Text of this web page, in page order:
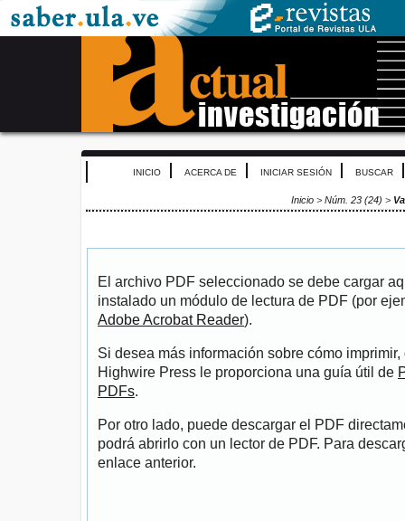
INICIO ACERCA DE INICIAR SESIÓN BUSCAR
Inicio > Núm. 23 (24) >
El archivo PDF seleccionado se debe cargar
instalado un módulo de lectura de PDF (por
Adobe Acrobat Reader).
Si desea más información sobre cómo
Highwire Press le proporciona una guía útil de
PDFs.
Por otro lado, puede descargar el PDF
podrá abrirlo con un lector de PDF. Para
enlace anterior.